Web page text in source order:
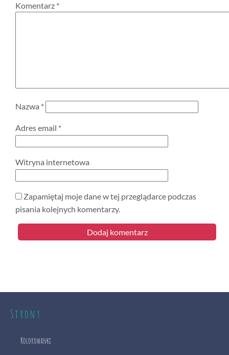
Komentarz *
Nazwa *
Adres email *
Witryna internetowa
Zapamiętaj moje dane w tej przeglądarce podczas
pisania kolejnych komentarzy.
Strony
Kolorowanki